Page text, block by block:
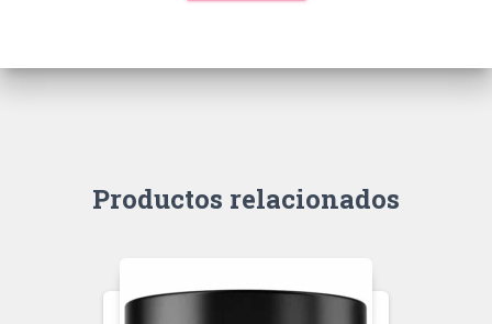
Productos relacionados